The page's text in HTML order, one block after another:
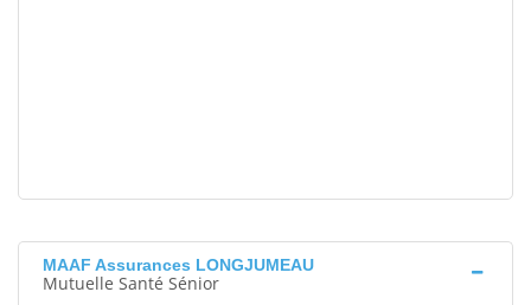
MAAF Assurances LONGJUMEAU
Mutuelle Santé Sénior